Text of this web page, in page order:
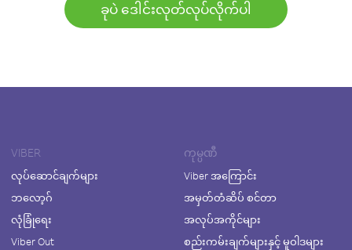
ခုပဲ ဒေါင်းလုတ်လုပ်လိုက်ပါ
VIBER
လုပ်ဆောင်ချက်များ
ဘလော့ဂ်
လုံခြုံရေး
Viber Out
ကုမ္ပဏီ
Viber အကြောင်း
အမှတ်တံဆိပ် စင်တာ
အလုပ်အကိုင်များ
စည်းကမ်းချက်များနှင့် မူဝါဒများ